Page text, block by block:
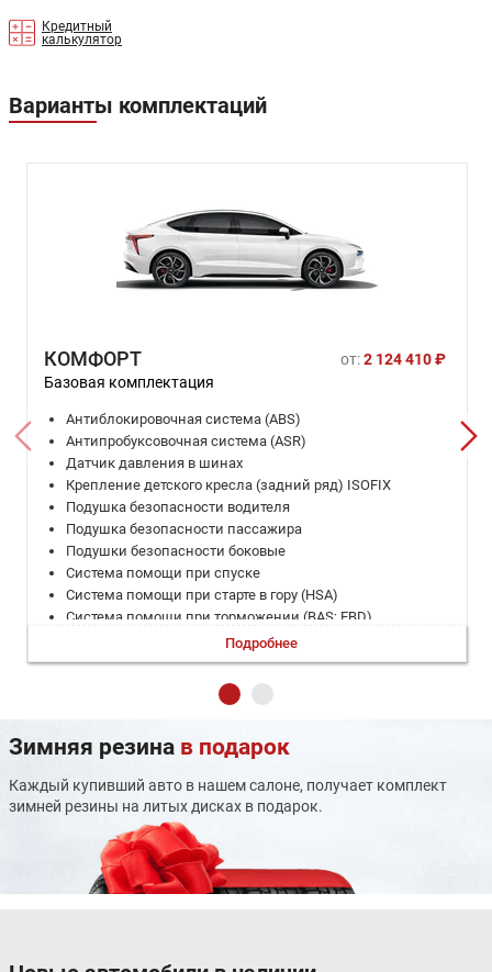
Кредитный
калькулятор
Варианты комплектаций
КОМФОРТ от:2 124 410 ₽
Базовая комплектация
Антиблокировочная система (ABS)
Антипробуксовочная система (ASR)
Датчик давления в шинах
Крепление детского кресла (задний ряд) ISOFIX
Подушка безопасности водителя
Подушка безопасности пассажира
Подушки безопасности боковые
Система помощи при спуске
Система помощи при старте в гору (HSA)
Система помощи при торможении (BAS; EBD)
Система стабилизации (ESP)
Запуск двигателя с кнопки
Климат-контроль 1-зонный
Мультифункциональное рулевое колесо
Регулировка руля по вылету
Регулировка руля по высоте
Система выбора режима движения
Система доступа без ключа
Усилитель руля
Электростеклоподъемники передние
Подробнее
Зимняя резина в подарок
Каждый купивший авто в нашем салоне, получает комплект
зимней резины на литых дисках в подарок.